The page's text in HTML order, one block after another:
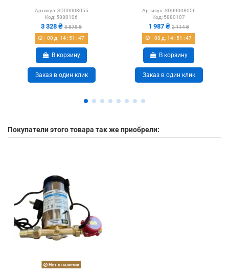
Артикул: SD00008055
Код: 5880106
3 328 ₴ 3 578 ₴
00 д. 14: 51 :46
В корзину
Заказ в один клик
Артикул: SD00008056
Код: 5880107
1 987 ₴ 2 114 ₴
00 д. 14: 51 :46
В корзину
Заказ в один клик
Покупатели этого товара так же приобрели:
Нет в наличии